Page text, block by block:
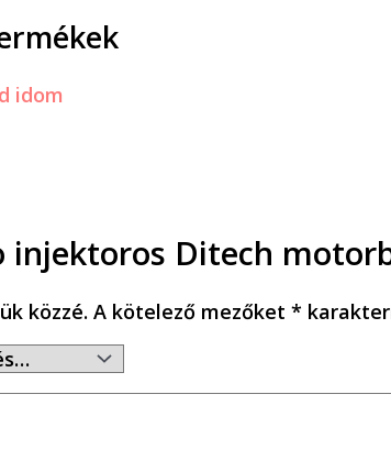
injektoros Ditech
közzé. A kötelező mezőket *